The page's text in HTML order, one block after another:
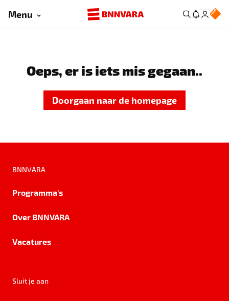
Menu
Oeps, er is iets mis gegaan..
Doorgaan naar de homepage
BNNVARA
Programma's
Over BNNVARA
Vacatures
Sluit je aan